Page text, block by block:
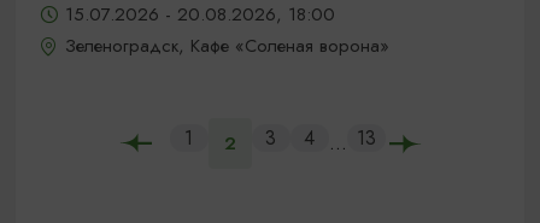
15.07.2026 - 20.08.2026, 18:00
Зеленоградск, Кафе «Соленая ворона»
1 2 3 4 ... 13